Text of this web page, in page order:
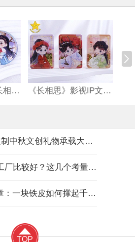
影视IP衍生品《长相思》双闪吧唧 《长相思》影视IP文创亚克力流沙麻将
徽章,冰箱贴,书签：定制中秋文创礼物承载大团圆！
夜光徽章定制找哪家工厂比较好？这几个考量维度要记住！
二次元动漫IP文创徽章：一块铁皮如何撑起千亿“谷子经济”？
TOP